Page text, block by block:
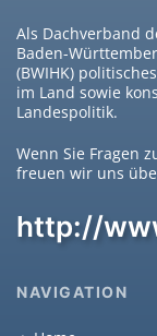
Als Dachverband
Baden-
(BWIHK)
im Land sowie
Landespolitik.
Wenn Sie Fragen
freuen wir uns
http://
NAVIGATION